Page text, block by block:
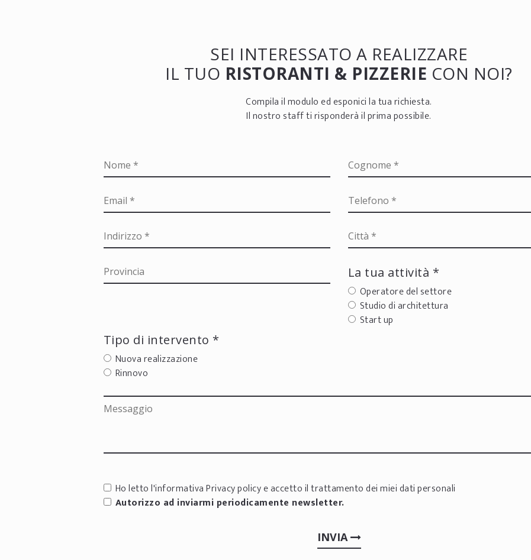
SEI INTERESSATO A REALIZZARE
IL TUO RISTORANTI & PIZZERIE CON NOI?
Compila il modulo ed esponici la tua richiesta.
Il nostro staff ti risponderà il prima possibile.
La tua attività *
Operatore del settore
Studio di architettura
Start up
Tipo di intervento *
Nuova realizzazione
Rinnovo
Ho letto l'informativaPrivacy policye accetto il trattamento dei miei dati personali
Autorizzo ad inviarmi periodicamente newsletter.
INVIA